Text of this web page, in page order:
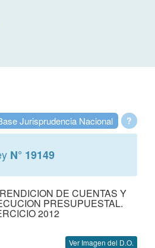
?
Jurisprudencia Nacional
N° 19149
DE CUENTAS Y
PRESUPUESTAL.
2012
Ver Imagen del D.O.